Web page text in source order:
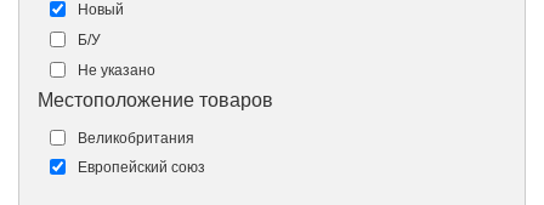
Новый
Б/У
Не указано
Местоположение товаров
Великобритания
Европейский союз